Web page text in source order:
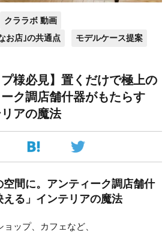
クララボ 動画
お店｣の共通点
モデルケース提案
プ様必見】置くだけで極上の
ク調店舗什器がもたらす
リアの魔法
間に。アンティーク調店舗什
る」インテリアの魔法
ップ、カフェなど、